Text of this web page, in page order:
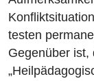
testen
Gegenüber ist,